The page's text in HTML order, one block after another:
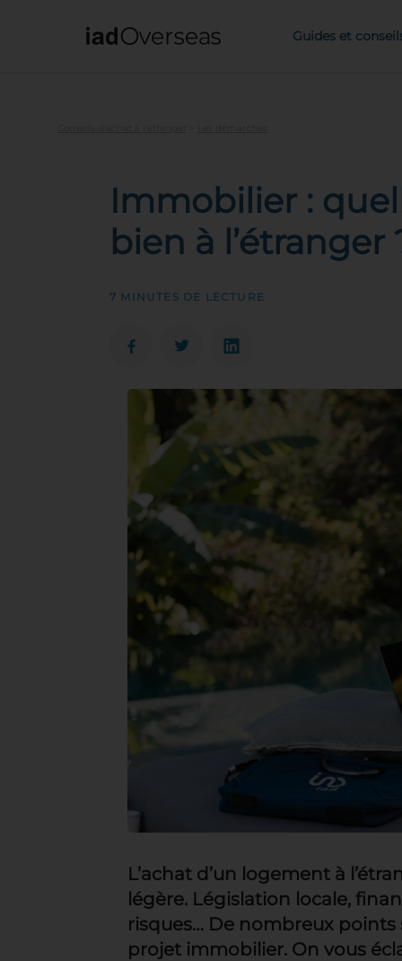
IAD Overseas Guides et
Immobilier :
bien à l’étranger
7 MINUTES DE LECTURE
L’achat d’un logement à
légère. Législation locale,
risques… De nombreux
projet immobilier. On vous